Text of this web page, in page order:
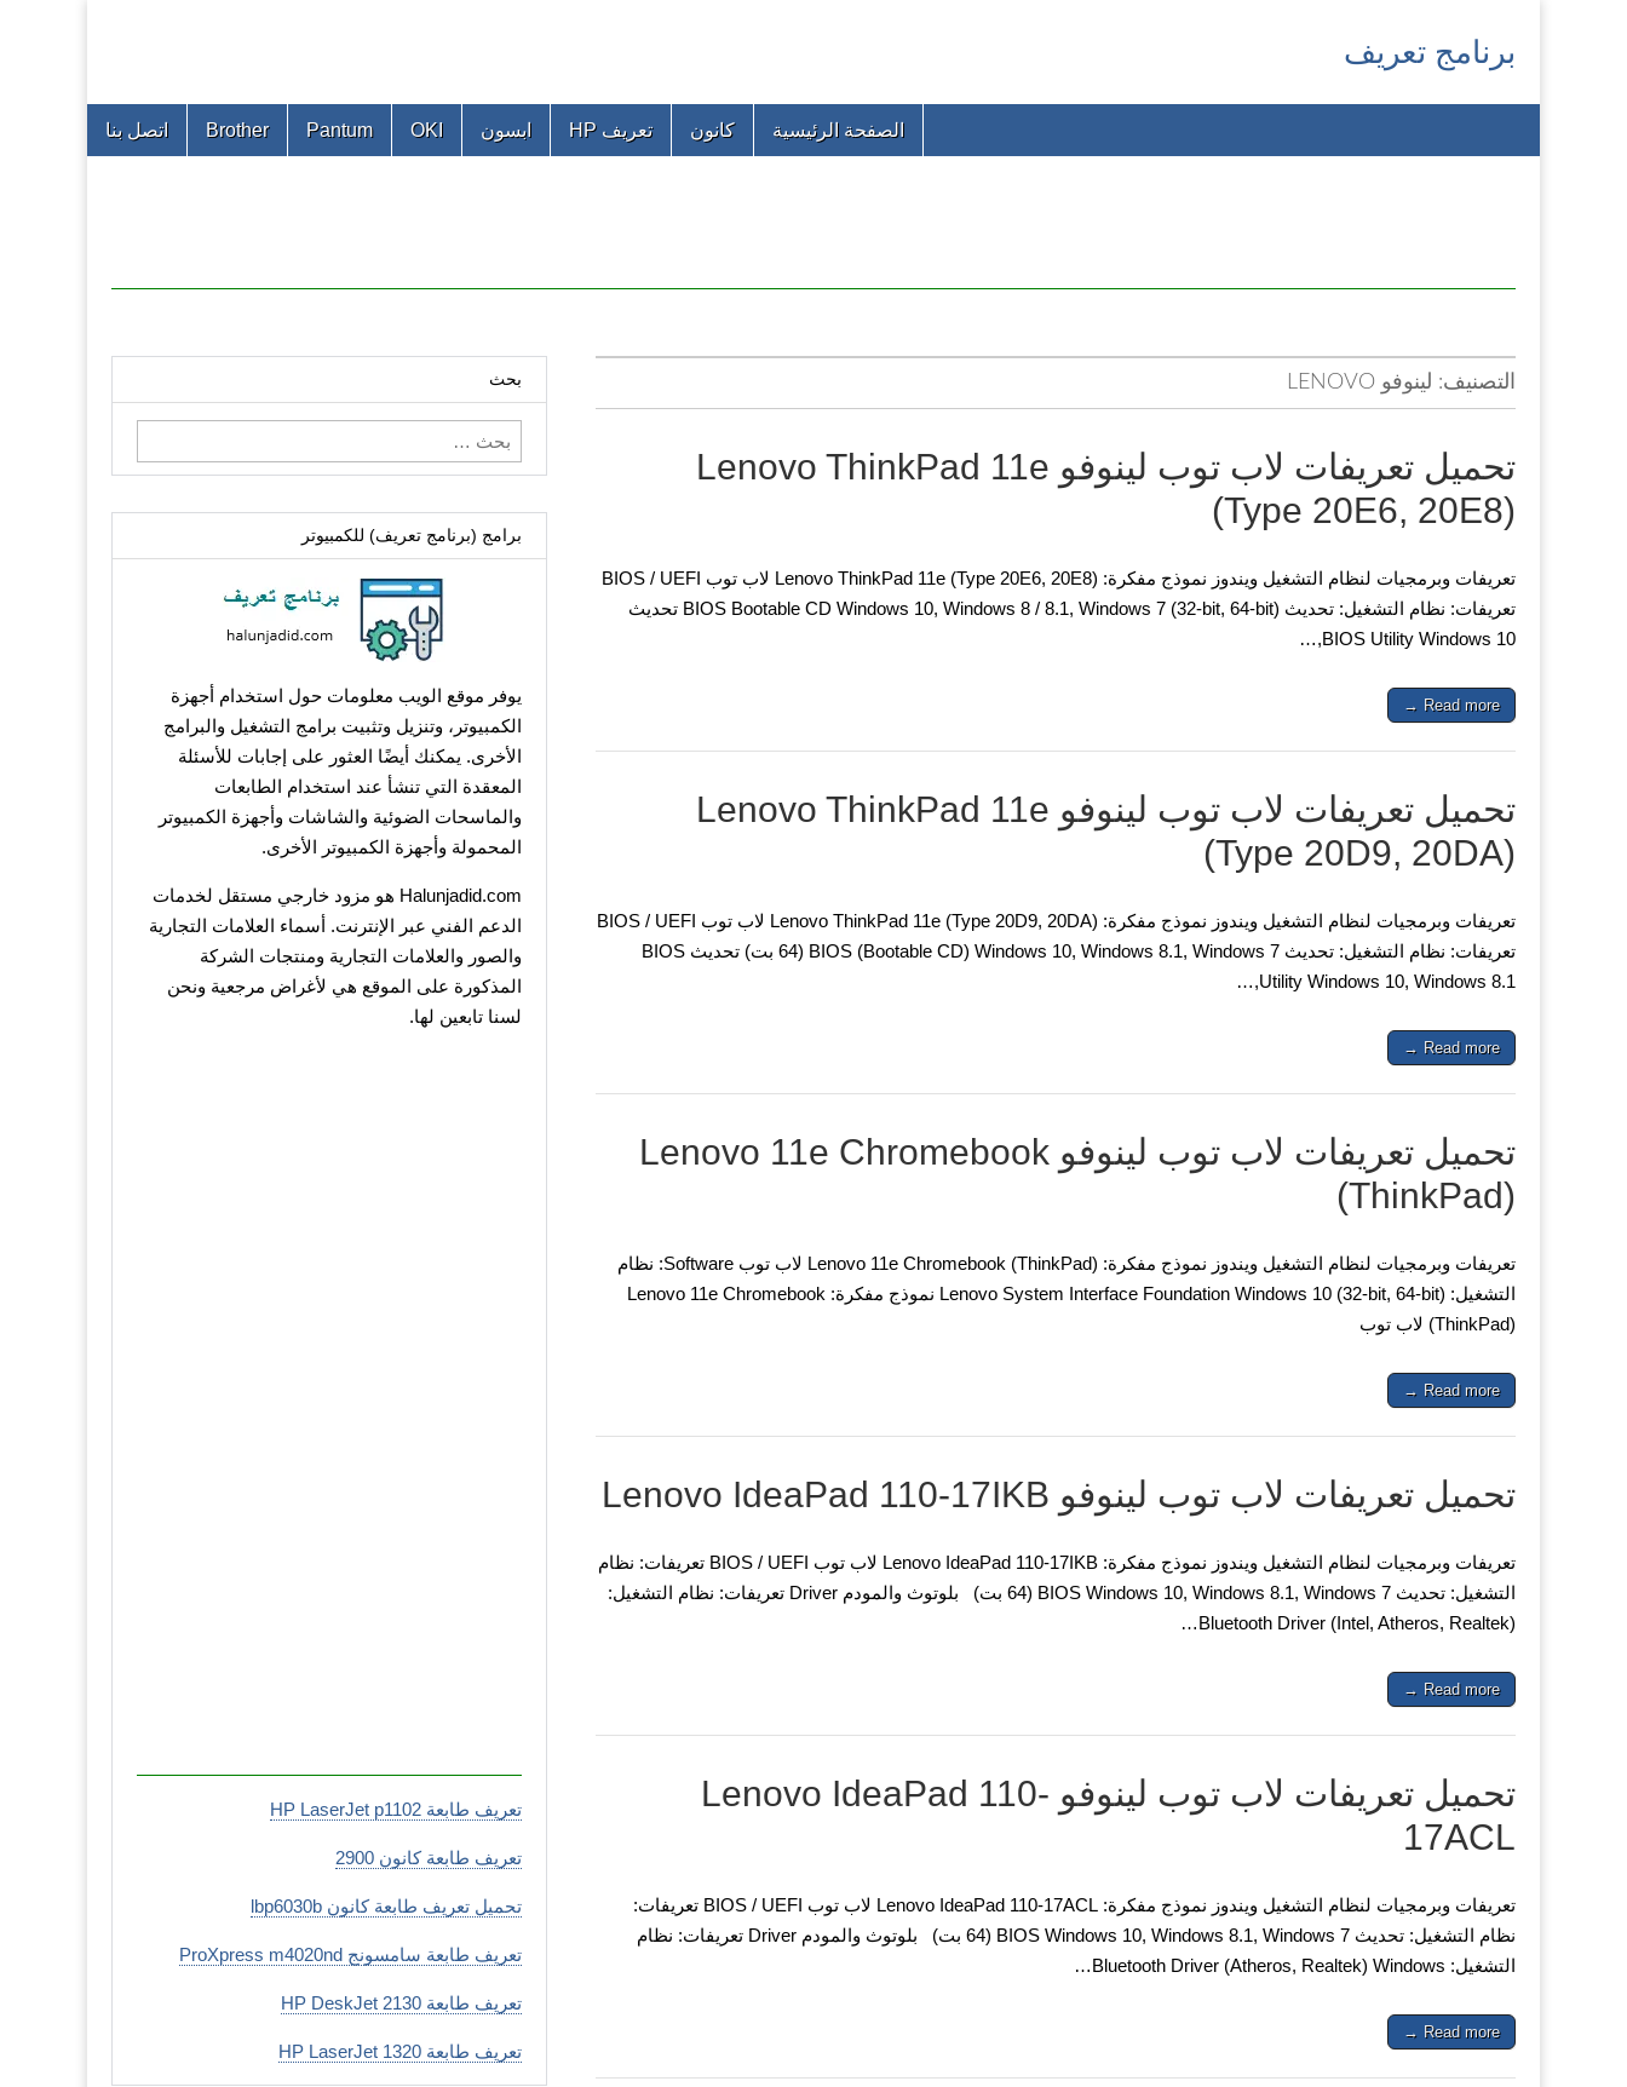
برنامج تعريف
menu
to
الصفحة الرئيسية كانون تعريف HP ابسون OKI
Pantum
Brother اتصل بنا
التصنيف: لينوفو LENOVO
تحميل تعريفات لاب توب لينوفو Lenovo ThinkPad 11e
(Type 20E6, 20E8)
تعريفات وبرمجيات لنظام التشغيل ويندوز نموذج مفكرة: Lenovo ThinkPad 11e (Type 20E6, 20E8) لاب توب BIOS / UEFI
تعريفات: نظام التشغيل: تحديث BIOS Bootable CD Windows 10, Windows 8 / 8.1, Windows 7 (32-bit, 64-bit) تحديث
BIOS Utility Windows 10,…
Read more →
تحميل تعريفات لاب توب لينوفو Lenovo ThinkPad 11e
(Type 20D9, 20DA)
تعريفات وبرمجيات لنظام التشغيل ويندوز نموذج مفكرة: Lenovo ThinkPad 11e (Type 20D9, 20DA) لاب توب BIOS / UEFI
تعريفات: نظام التشغيل: تحديث BIOS (Bootable CD) Windows 10, Windows 8.1, Windows 7 (64 بت) تحديث BIOS
Utility Windows 10, Windows 8.1,…
Read more →
تحميل تعريفات لاب توب لينوفو Lenovo 11e Chromebook
(ThinkPad)
تعريفات وبرمجيات لنظام التشغيل ويندوز نموذج مفكرة: Lenovo 11e Chromebook (ThinkPad) لاب توب Software: نظام
التشغيل: Lenovo System Interface Foundation Windows 10 (32-bit, 64-bit) نموذج مفكرة: Lenovo 11e Chromebook
(ThinkPad) لاب توب
Read more →
تحميل تعريفات لاب توب لينوفو Lenovo IdeaPad 110-17IKB
تعريفات وبرمجيات لنظام التشغيل ويندوز نموذج مفكرة: Lenovo IdeaPad 110-17IKB لاب توب BIOS / UEFI تعريفات: نظام
التشغيل: تحديث BIOS Windows 10, Windows 8.1, Windows 7 (64 بت) بلوتوث والمودم Driver تعريفات: نظام التشغيل:
Bluetooth Driver (Intel, Atheros, Realtek)…
Read more →
تحميل تعريفات لاب توب لينوفو Lenovo IdeaPad 110-
17ACL
تعريفات وبرمجيات لنظام التشغيل ويندوز نموذج مفكرة: Lenovo IdeaPad 110-17ACL لاب توب BIOS / UEFI تعريفات:
نظام التشغيل: تحديث BIOS Windows 10, Windows 8.1, Windows 7 (64 بت) بلوتوث والمودم Driver تعريفات: نظام
التشغيل: Bluetooth Driver (Atheros, Realtek) Windows…
Read more →
بحث
البحث
عن:
برامج (برنامج تعريف) للكمبيوتر
يوفر موقع الويب معلومات حول استخدام أجهزة
الكمبيوتر، وتنزيل وتثبيت برامج التشغيل والبرامج
الأخرى. يمكنك أيضًا العثور على إجابات للأسئلة
المعقدة التي تنشأ عند استخدام الطابعات
والماسحات الضوئية والشاشات وأجهزة الكمبيوتر
المحمولة وأجهزة الكمبيوتر الأخرى.
Halunjadid.com هو مزود خارجي مستقل لخدمات
الدعم الفني عبر الإنترنت. أسماء العلامات التجارية
والصور والعلامات التجارية ومنتجات الشركة
المذكورة على الموقع هي لأغراض مرجعية ونحن
لسنا تابعين لها.
تعريف طابعة HP LaserJet p1102
تعريف طابعة كانون 2900
تحميل تعريف طابعة كانون lbp6030b
تعريف طابعة سامسونج ProXpress m4020nd
تعريف طابعة HP DeskJet 2130
تعريف طابعة HP LaserJet 1320